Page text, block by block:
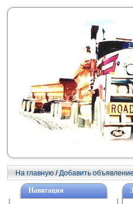
На главную /Добавить
Навигация